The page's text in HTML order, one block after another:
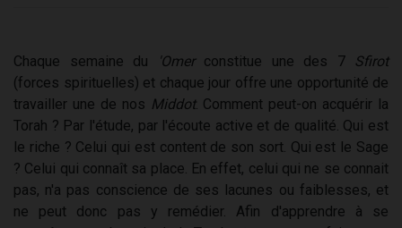
Chaque semaine du 'Omerconstitue une des 7
Sfirot
(forces spirituelles) et chaque jour offre une opportunité de
travailler une de nos Middot. Comment peut-on acquérir la
Torah ? Par l'étude, par l'écoute active et de qualité. Qui est
le riche ? Celui qui est content de son sort. Qui est le Sage
? Celui qui connaît sa place. En effet, celui qui ne se connait
pas, n'a pas conscience de ses lacunes ou faiblesses, et
ne peut donc pas y remédier. Afin d'apprendre à se